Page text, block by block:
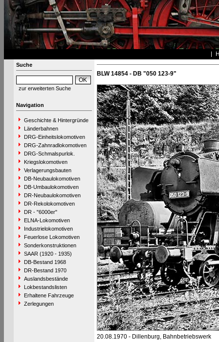
Suche
zur erweiterten Suche
Navigation
Geschichte & Hintergründe
Länderbahnen
DRG-Einheitslokomotiven
DRG-Zahnradlokomotiven
DRG-Schmalspurlok.
Kriegslokomotiven
Verlagerungsbauten
DB-Neubaulokomotiven
DB-Umbaulokomotiven
DR-Neubaulokomotiven
DR-Rekolokomotiven
DR - "6000er"
ELNA-Lokomotiven
Industrielokomotiven
Feuerlose Lokomotiven
Sonderkonstruktionen
SAAR (1920 - 1935)
DB-Bestand 1968
DR-Bestand 1970
Auslandsbestände
Lokbestandslisten
Erhaltene Fahrzeuge
Zerlegungen
BLW 14854 - DB "050 123-9"
20.08.1970 - Dillenburg, Bahnbetriebswerk